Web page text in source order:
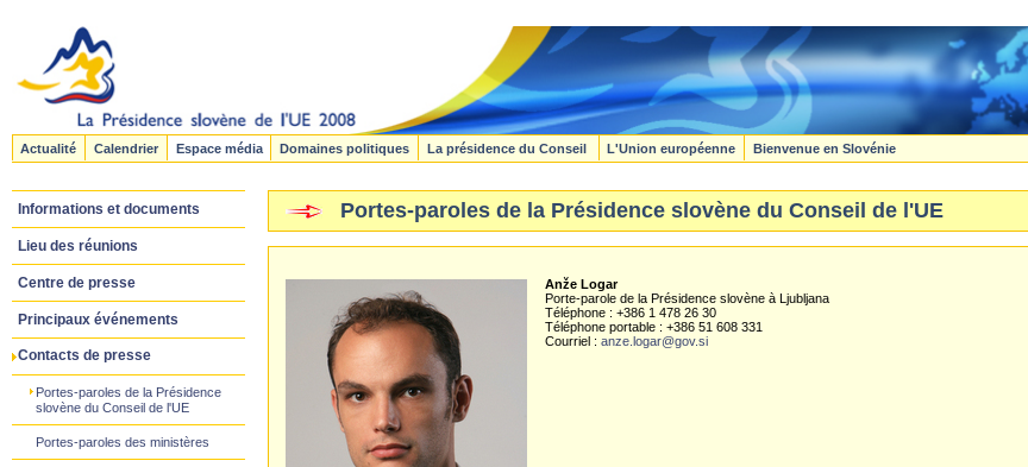
Actualité Calendrier Espace média Domaines politiques La présidence du Conseil L'Union européenne Bienvenue en Slovénie
Informations et documents
Lieu des réunions
Centre de presse
Principaux événements
Contacts de presse
Portes-paroles de la Présidence
slovène du Conseil de l'UE
Portes-paroles des ministères
Portes-paroles de la Présidence slovène du Conseil de l'UE
Anže Logar
Porte-parole de la Présidence slovène à Ljubljana
Téléphone : +386 1 478 26 30
Téléphone portable : +386 51 608 331
Courriel :anze.logar@gov.si